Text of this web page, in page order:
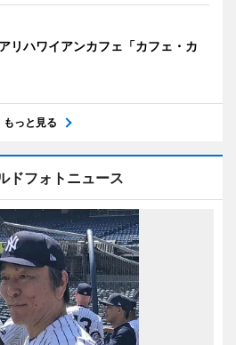
リハワイアンカフェ「カフェ・カ
もっと見る
ドフォトニュース